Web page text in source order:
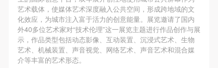
艺术载体，使媒体艺术深度融入公共空间，形成跨地域的文
化效应，为城市注入富于活力的创意能量。展览邀请了国内
外40多位艺术家对“技术伦理”这一展览主题进行作品创作与展
示，作品类型包括动态影像、互动装置、沉浸式艺术、生物
艺术、机械装置、声音视觉、网络艺术、声音艺术和混合媒
介等丰富的艺术形态。
快捷登录 帐号密码登录
手机号码
发送验证码